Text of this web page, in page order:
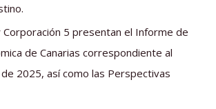
Corporación 5 presentan el Informe de
de Canarias correspondiente al
2025, así como las Perspectivas